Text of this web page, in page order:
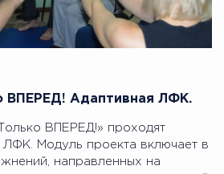
ВПЕРЕД! Адаптивная ЛФК.
ВПЕРЕД!» проходят
ЛФК. Модуль проекта включает в
направленных на